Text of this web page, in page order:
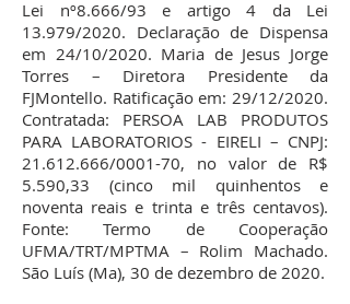
Lei nº8.666/93 e artigo 4 da Lei
13.979/2020. Declaração de Dispensa
em 24/10/2020. Maria de Jesus Jorge
Torres – Diretora Presidente da
FJMontello. Ratificação em: 29/12/2020.
Contratada: PERSOA LAB PRODUTOS
PARA LABORATORIOS - EIRELI – CNPJ:
21.612.666/0001-70, no valor de R$
5.590,33 (cinco mil quinhentos e
noventa reais e trinta e três centavos).
Fonte: Termo de Cooperação
UFMA/TRT/MPTMA – Rolim Machado.
São Luís (Ma), 30 de dezembro de 2020.